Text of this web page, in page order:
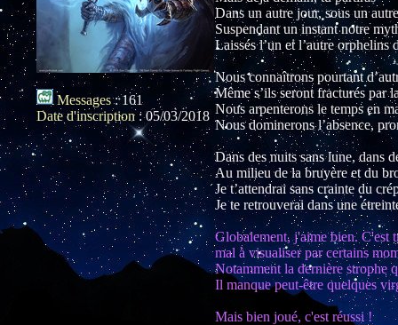
Messages:161
Date d'inscription :05/03/2018
Dans un autre jour, sous un
Suspendant un instant notre
Laissés l’un et l’autre orphelins
Nous connaîtrons pourtant
Même s’ils seront fracturés par
Nous arpenterons le temps en
Nous dominerons l’absence,
Dans des nuits sans lune, dans
Au milieu de la bruyère et du
Je t’attendrai sans crainte du
Je te retrouverai dans une
Globalement, j'aime bien. C'est
mal à visualiser par certains
Notamment la dernière strophe
Il manque peut-être quelques
Mais bien joué, c'est réussi !